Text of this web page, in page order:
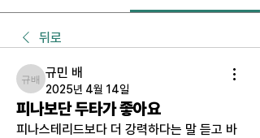
뒤로
규민 배
규민 배
2025년 4월 14일
피나보단 두타가 좋아요
피나스테리드보다 더 강력하다는 말 듣고 바